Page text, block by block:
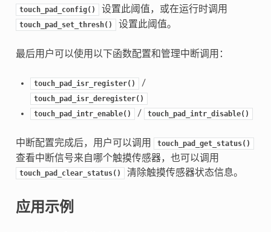
touch_pad_config() 设置此阈值，或在运行时调用
touch_pad_set_thresh() 设置此阈值。
最后用户可以使用以下函数配置和管理中断调用：
touch_pad_isr_register() /
touch_pad_isr_deregister()
touch_pad_intr_enable()
/ touch_pad_intr_disable()
中断配置完成后，用户可以调用 touch_pad_get_status()
查看中断信号来自哪个触摸传感器，也可以调用
touch_pad_clear_status() 清除触摸传感器状态信息。
应用示例